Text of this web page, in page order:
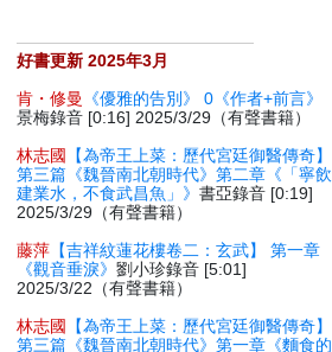
好書更新 2025年3月
肯・修曼
《優雅的告別》 0《作者+前言》
景梅錄音 [0:16] 2025/3/29（有聲書籍）
林志國
【為帝王上菜：歷代宮廷御醫傳奇】
第三篇《魏晉南北朝時代》第二章《「寧飲
建業水，不食武昌魚」》書亞錄音 [0:19]
2025/3/29（有聲書籍）
藤萍 【吉祥紋蓮花樓卷二：玄武】 第一章
《觀音垂淚》劉小珍錄音 [5:01]
2025/3/22（有聲書籍）
林志國
【為帝王上菜：歷代宮廷御醫傳奇】
第三篇《魏晉南北朝時代》第一章《麵食的